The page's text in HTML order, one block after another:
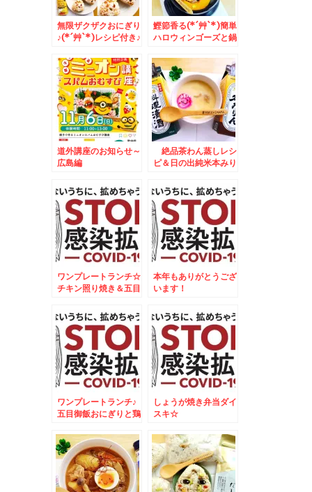
無限ザクザクおにぎり
♪(*´艸`*)レシピ付き♪
鰹節香る(*´艸`*)簡単
ハロウィンゴーズと鍋
`*)レシピ♪
道外講座のお知らせ～
広島編
絶品茶わん蒸しレシ
ピ＆日の出純米本みり
ード2023
ワンプレートランチ☆
チキン照り焼き＆五目
ート☆
本年もありがとうござ
います！
ワンプレートランチ♪
五目御飯おにぎりと鶏
しょうが焼き弁当ダイ
スキ☆